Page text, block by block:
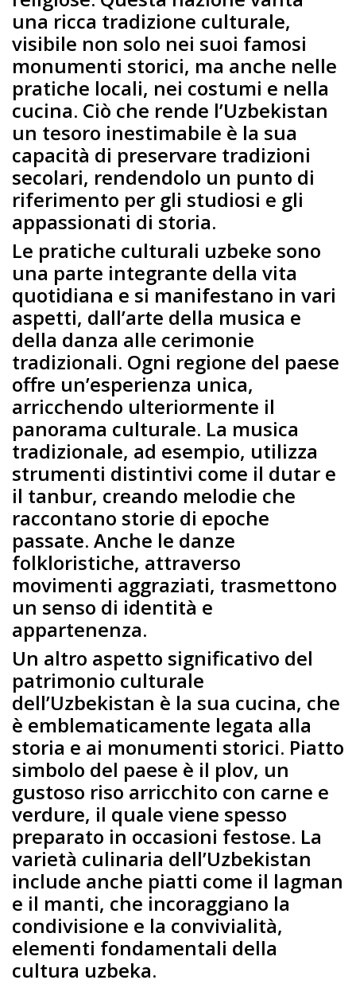
una ricca tradizione culturale,
visibile non solo nei suoi famosi
monumenti storici, ma anche nelle
pratiche locali, nei costumi e nella
cucina. Ciò che rende l’Uzbekistan
un tesoro inestimabile è la sua
capacità di preservare tradizioni
secolari, rendendolo un punto di
riferimento per gli studiosi e gli
appassionati di storia.
Le pratiche culturali uzbeke sono
una parte integrante della vita
quotidiana e si manifestano in vari
aspetti, dall’arte della musica e
della danza alle cerimonie
tradizionali. Ogni regione del paese
offre un’esperienza unica,
arricchendo ulteriormente il
panorama culturale. La musica
tradizionale, ad esempio, utilizza
strumenti distintivi come il dutar e
il tanbur, creando melodie che
raccontano storie di epoche
passate. Anche le danze
folkloristiche, attraverso
movimenti aggraziati, trasmettono
un senso di identità e
appartenenza.
Un altro aspetto significativo del
patrimonio culturale
dell’Uzbekistan è la sua cucina, che
è emblematicamente legata alla
storia e ai monumenti storici. Piatto
simbolo del paese è il plov, un
gustoso riso arricchito con carne e
verdure, il quale viene spesso
preparato in occasioni festose. La
varietà culinaria dell’Uzbekistan
include anche piatti come il lagman
e il manti, che incoraggiano la
condivisione e la convivialità,
elementi fondamentali della
cultura uzbeka.